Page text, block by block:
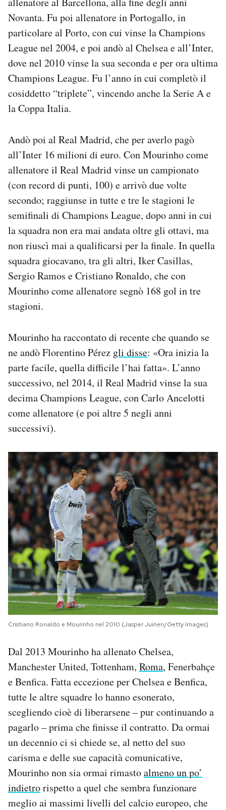
Novanta. Fu poi allenatore in Portogallo, in
particolare al Porto, con cui vinse la Champions
League nel 2004, e poi andò al Chelsea e all’Inter,
dove nel 2010 vinse la sua seconda e per ora ultima
Champions League. Fu l’anno in cui completò il
cosiddetto “triplete”, vincendo anche la Serie A e
la Coppa Italia.
Andò poi al Real Madrid, che per averlo pagò
all’Inter 16 milioni di euro. Con Mourinho come
allenatore il Real Madrid vinse un campionato
(con record di punti, 100) e arrivò due volte
secondo; raggiunse in tutte e tre le stagioni le
semifinali di Champions League, dopo anni in cui
la squadra non era mai andata oltre gli ottavi, ma
non riuscì mai a qualificarsi per la finale. In quella
squadra giocavano, tra gli altri, Iker Casillas,
Sergio Ramos e Cristiano Ronaldo, che con
Mourinho come allenatore segnò 168 gol in tre
stagioni.
Mourinho ha raccontato di recente che quando se
ne andò Florentino Pérez gli disse: «Ora inizia la
parte facile, quella difficile l’hai fatta». L’anno
successivo, nel 2014, il Real Madrid vinse la sua
decima Champions League, con Carlo Ancelotti
come allenatore (e poi altre 5 negli anni
successivi).
Cristiano Ronaldo e Mourinho nel 2010 (Jasper Juinen/Getty Images)
Dal 2013 Mourinho ha allenato Chelsea,
Manchester United, Tottenham, Roma, Fenerbahçe
e Benfica. Fatta eccezione per Chelsea e Benfica,
tutte le altre squadre lo hanno esonerato,
scegliendo cioè di liberarsene – pur continuando a
pagarlo – prima che finisse il contratto. Da ormai
un decennio ci si chiede se, al netto del suo
carisma e delle sue capacità comunicative,
Mourinho non sia ormai rimastoalmeno un po’
indietrorispetto a quel che sembra funzionare
meglio ai massimi livelli del calcio europeo, che